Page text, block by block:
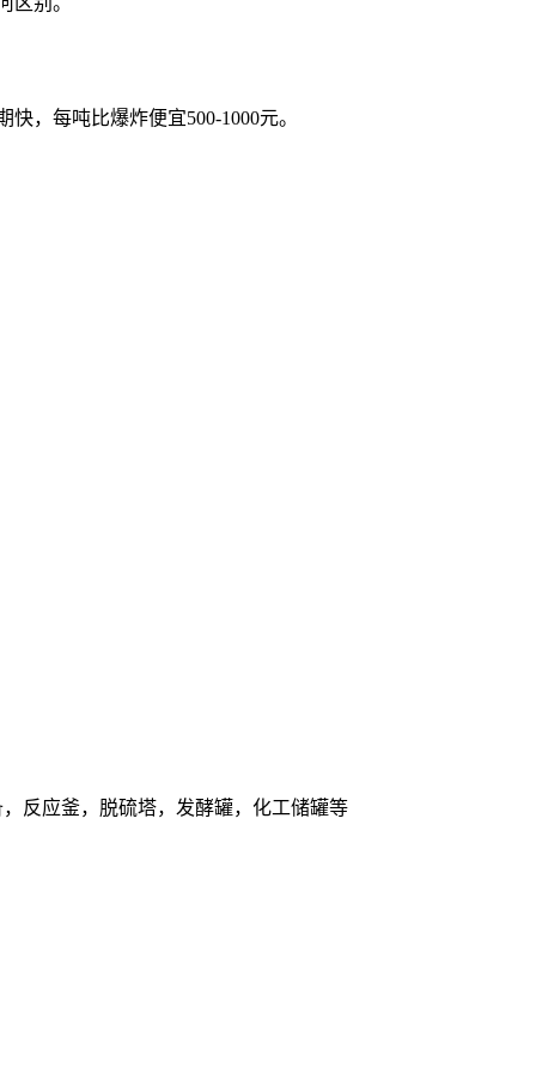
，每吨比爆炸便宜500-1000元。
反应釜，脱硫塔，发酵罐，化工储罐等